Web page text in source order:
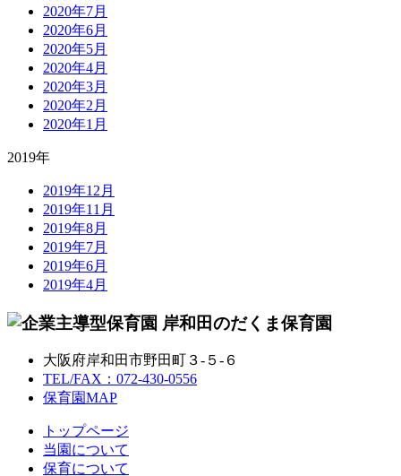
2020年7月
2020年6月
2020年5月
2020年4月
2020年3月
2020年2月
2020年1月
2019年
2019年12月
2019年11月
2019年8月
2019年7月
2019年6月
2019年4月
大阪府岸和田市野田町３-５-６
TEL/FAX：072-430-0556
保育園MAP
トップページ
当園について
保育について